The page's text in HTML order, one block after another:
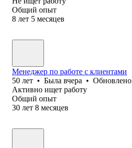
Общий опыт
8 лет 5 месяцев
Менеджер по работе с клиентами
50 лет • Была вчера • Обновлено
Активно ищет работу
Общий опыт
30 лет 8 месяцев